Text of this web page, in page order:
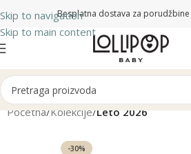
Skip to navigation
Skip to main content
Besplatna dostava za porudžbine
Početna Kolekcije Leto 2026
-30%